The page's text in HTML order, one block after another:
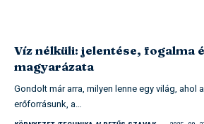
Víz nélküli: jelentése, fogalma
magyarázata
Gondolt már arra, milyen lenne egy világ, ahol
erőforrásunk, a…